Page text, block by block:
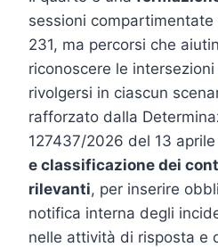
sessioni compartimentate
231, ma percorsi che
riconoscere le
rivolgersi in ciascun
rafforzato dalla
127437/2026 del 13
e classificazione dei
rilevanti, per inserire
notifica interna degli
nelle attività di risposta e